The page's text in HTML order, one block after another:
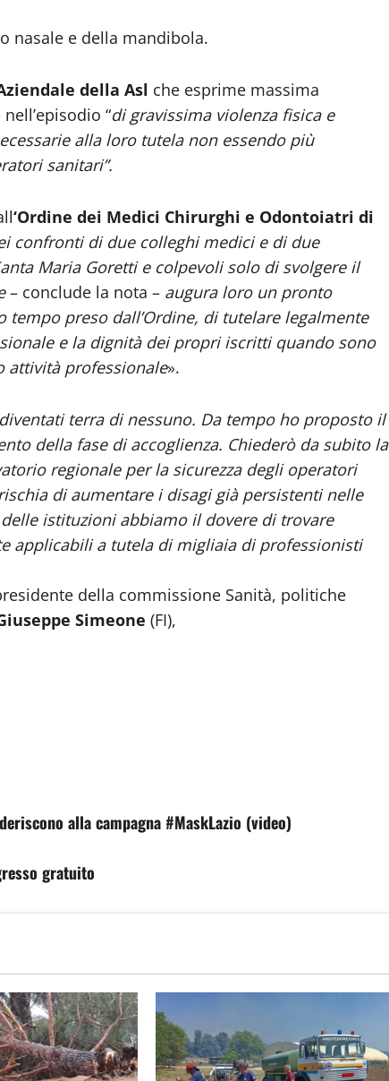
nasale e della mandibola.
della Asl che esprime massima
“di gravissima violenza fisica e
alla loro tutela non essendo più
sanitari”.
‘Ordine dei Medici Chirurghi e Odontoiatri di
confronti di due colleghi medici e di due
Maria Goretti e colpevoli solo di svolgere il
– conclude la nota – augura loro un pronto
tempo preso dall’Ordine, di tutelare legalmente
e la dignità dei propri iscritti quando sono
attività professionale».
terra di nessuno. Da tempo ho proposto il
della fase di accoglienza. Chiederò da subito la
regionale per la sicurezza degli operatori
di aumentare i disagi già persistenti nelle
istituzioni abbiamo il dovere di trovare
applicabili a tutela di migliaia di professionisti
della commissione Sanità, politiche
Simeone (FI),
alla campagna #MaskLazio (video)
gratuito